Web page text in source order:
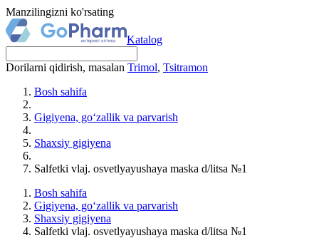
Manzilingizni ko'rsating
Katalog
Dorilarni qidirish, masalan Trimol, Tsitramon
Bosh sahifa
Gigiyena, go‘zallik va parvarish
Shaxsiy gigiyena
Salfetki vlaj. osvetlyayushaya maska d/litsa №1
Bosh sahifa
Gigiyena, go‘zallik va parvarish
Shaxsiy gigiyena
Salfetki vlaj. osvetlyayushaya maska d/litsa №1